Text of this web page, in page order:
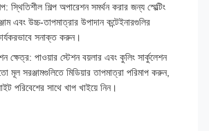
স্থিতিশীল শিল্প অপারেশন সমর্থন করার জন্য স্মেল্টিং
এবং উচ্চ-তাপমাত্রার উপাদান কন্টেইনারগুলির
সনাক্ত করুন।
ক্ষেত্র: পাওয়ার স্টেশন বয়লার এবং কুলিং সার্কুলেশন
মূল সরঞ্জামগুলিতে মিডিয়ার তাপমাত্রা পরিমাপ করুন,
পরিবেশের সাথে খাপ খাইয়ে নিন।